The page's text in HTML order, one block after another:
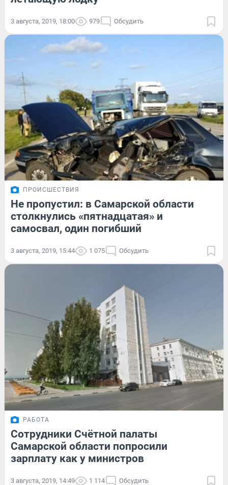
3 августа, 2019, 18:00 979 Обсудить
ПРОИСШЕСТВИЯ
Не пропустил: в Самарской области
столкнулись «пятнадцатая» и
самосвал, один погибший
3 августа, 2019, 15:44 1 075 Обсудить
РАБОТА
Сотрудники Счётной палаты
Самарской области попросили
зарплату как у министров
3 августа, 2019, 14:49 1 114 Обсудить